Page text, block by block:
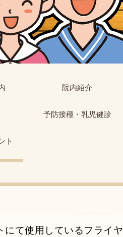
院内紹介
予防接種・乳児健診
ト
て使用しているフライヤ